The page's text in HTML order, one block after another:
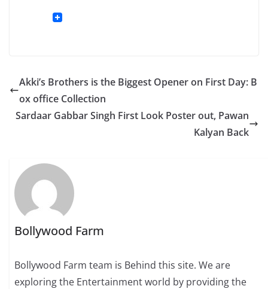
Akki’s Brothers is the Biggest Opener on First Day: B
ox office Collection
Sardaar Gabbar Singh First Look Poster out, Pawan
Kalyan Back
Bollywood Farm
Bollywood Farm team is Behind this site. We are
exploring the Entertainment world by providing the